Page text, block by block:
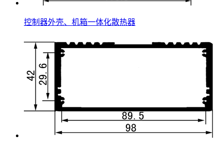
控制器外壳、机箱一体化散热器